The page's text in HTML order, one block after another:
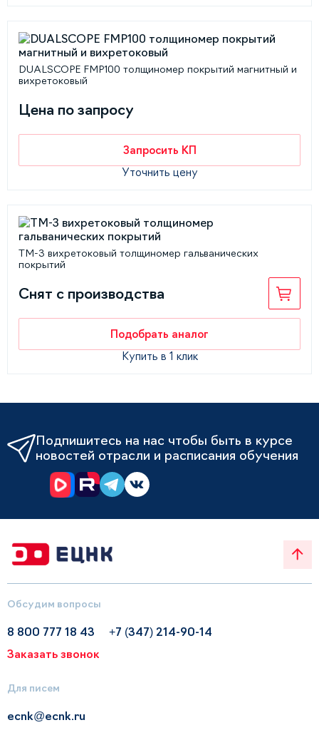
DUALSCOPE FMP100 толщиномер покрытий магнитный и
вихретоковый
Цена по запросу
Запросить КП
Уточнить цену
ТМ-3 вихретоковый толщиномер гальванических
покрытий
Снят с производства
Подобрать аналог
Купить в 1 клик
Подпишитесь на нас чтобы быть в курсе
новостей отрасли и расписания обучения
Обсудим вопросы
8 800 777 18 43
+7 (347) 214-90-14
Заказать звонок
Для писем
ecnk@ecnk.ru